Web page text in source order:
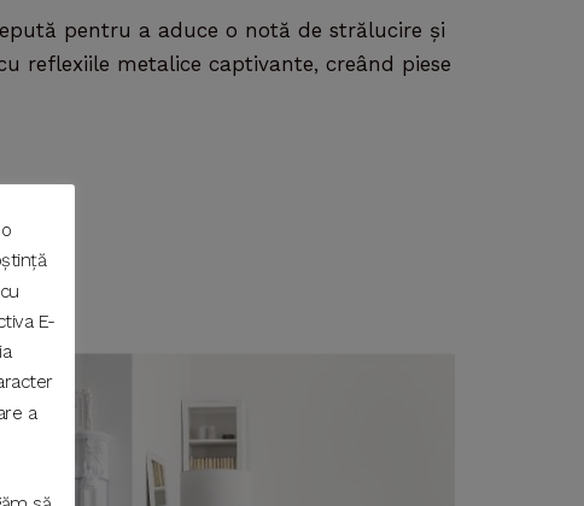
pentru a aduce o notă de strălucire și
reflexiile metalice captivante, creând piese
E-
a